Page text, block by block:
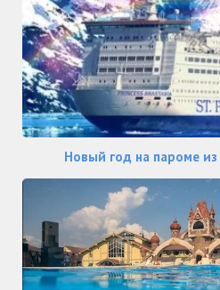
Новый год на пароме